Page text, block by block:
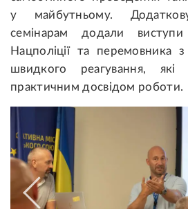
у майбутньому.
семінарам додали виступи
Нацполіції та перемовника з
швидкого реагування, які
практичним досвідом роботи.